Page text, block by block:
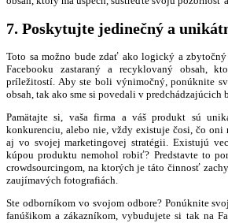
7. Poskytujte jedinečný a
Toto sa možno bude zdať ako logický a
Facebooku zastaraný a recyklovaný obsah,
príležitostí. Aby ste boli výnimočný, ponúknite
obsah, tak ako sme si povedali v predchádzajúcich
Pamätajte si, vaša firma a váš produkt sú
konkurenciu, alebo nie, vždy existuje čosi, čo oni
aj vo svojej marketingovej stratégii. Existujú
kúpou produktu nemohol robiť? Predstavte to
crowdsourcingom, na ktorých je táto činnosť
zaujímavých fotografiách.
Ste odborníkom vo svojom odbore? Ponúknite
fanúšikom a zákazníkom, vybudujete si tak na